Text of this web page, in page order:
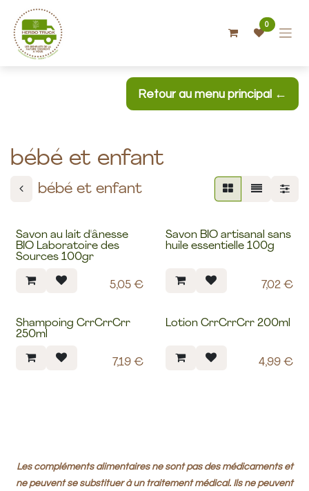
Se rendre au contenu
0
Retour au menu principal ←
bébé et enfant
bébé et enfant
Nouveau
Savon au lait d'ânesse
BIO Laboratoire des
Sources 100gr
5,05€
Savon BIO artisanal sans
huile essentielle 100g
7,02€
Promo scout patro
Shampoing CrrCrrCrr
250ml
7,19€ Promo scout patro
Lotion CrrCrrCrr 200ml
4,99€
Les compléments alimentaires ne sont pas des médicaments et
ne peuvent se substituer à un traitement médical. Ils ne peuvent